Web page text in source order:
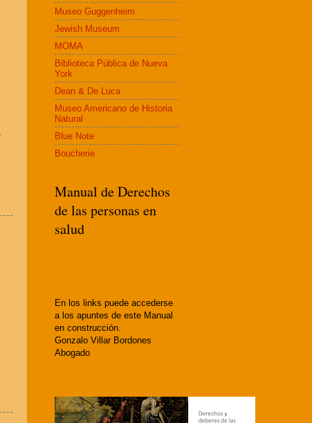
Museo Guggenheim
Jewish Museum
MOMA
Biblioteca Pública de Nueva
York
Dean & De Luca
Museo Americano de Historia
Natural
Blue Note
Boucherie
Manual de Derechos
de las personas en
salud
En los links puede accederse
a los apuntes de este Manual
en construcción.
Gonzalo Villar Bordones
Abogado